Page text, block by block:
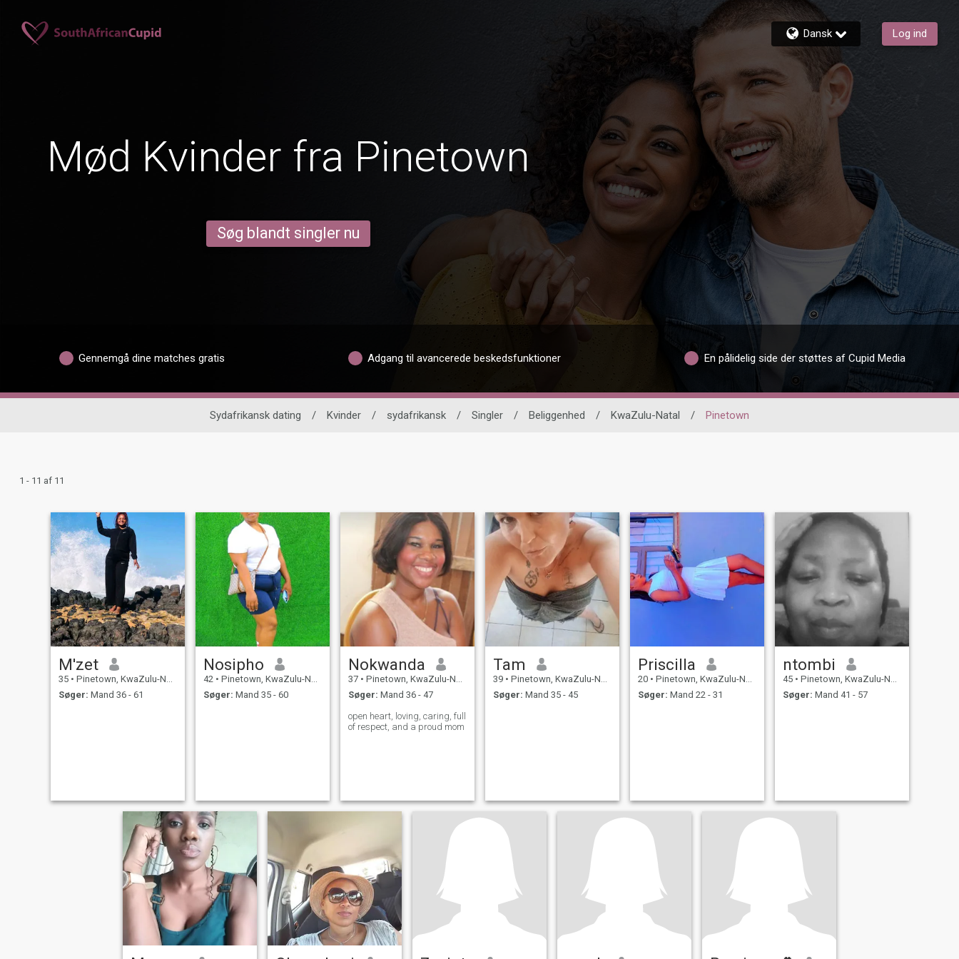
Dansk Log ind
Mød Kvinder fra Pinetown
Søg blandt singler nu
Gennemgå dine matches gratis Adgang til avancerede beskedsfunktioner En pålidelig side der støttes af Cupid Media
Sydafrikansk dating / Kvinder / sydafrikansk / Singler / Beliggenhed / KwaZulu-Natal / Pinetown
1 - 11 af 11
M'zet
35 • Pinetown, KwaZulu-Natal, Sydafrika
Søger: Mand 36 - 61
Nosipho
42 • Pinetown, KwaZulu-Natal, Sydafrika
Søger: Mand 35 - 60
Nokwanda
37 • Pinetown, KwaZulu-Natal, Sydafrika
Søger: Mand 36 - 47
open heart, loving, caring, full
of respect, and a proud mom
Tam
39 • Pinetown, KwaZulu-Natal, Sydafrika
Søger: Mand 35 - 45
Priscilla
20 • Pinetown, KwaZulu-Natal, Sydafrika
Søger: Mand 22 - 31
ntombi
45 • Pinetown, KwaZulu-Natal, Sydafrika
Søger: Mand 41 - 57